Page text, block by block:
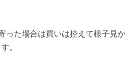
った場合は買いは控えて様子見か
。